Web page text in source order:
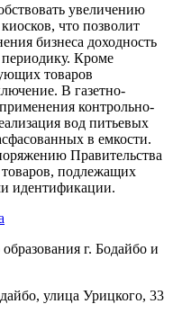
увеличению
что позволит
бизнеса доходность
Кроме
товаров
В газетно-
контрольно-
вод питьевых
в емкости.
Правительства
подлежащих
идентификации.
г. Бодайбо и
улица Урицкого, 33